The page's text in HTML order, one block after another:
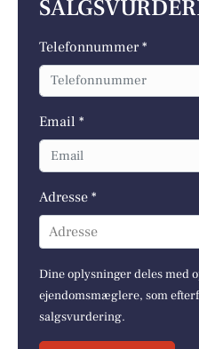
Telefonnummer *
Email *
Adresse *
Adresse
Dine oplysninger deles med
ejendomsmæglere, som
salgsvurdering.